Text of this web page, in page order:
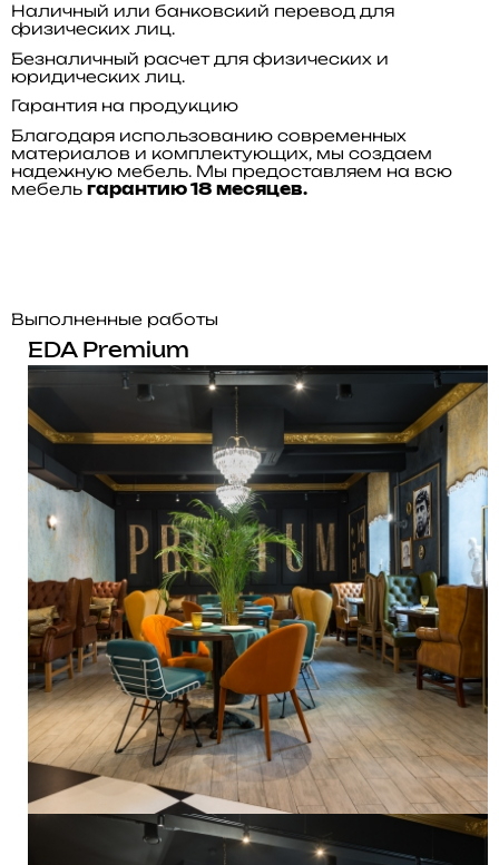
Наличный или банковский перевод для
физических лиц.
Безналичный расчет для физических и
юридических лиц.
Гарантия на продукцию
Благодаря использованию современных
материалов и комплектующих, мы создаем
надежную мебель. Мы предоставляем на всю
мебель гарантию 18 месяцев.
Выполненные работы
EDA Premium